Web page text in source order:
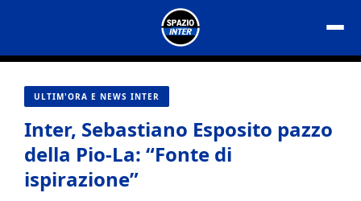
contenuto
ULTIM'ORA E NEWS INTER
Inter, Sebastiano Esposito pazzo
della Pio-La: “Fonte di
ispirazione”